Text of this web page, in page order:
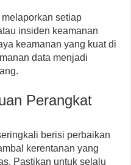
setiap
insiden keamanan
keamanan yang kuat di
data menjadi
Perangkat
berisi perbaikan
kerentanan yang
Pastikan untuk selalu